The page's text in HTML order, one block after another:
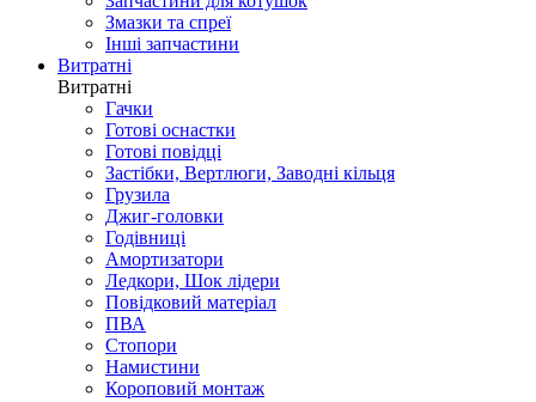
Змазки та спреї
Інші запчастини
Витратні
Витратні
Гачки
Готові оснастки
Готові повідці
Застібки, Вертлюги, Заводні кільця
Грузила
Джиг-головки
Годівниці
Амортизатори
Ледкори, Шок лідери
Повідковий матеріал
ПВА
Стопори
Намистини
Короповий монтаж